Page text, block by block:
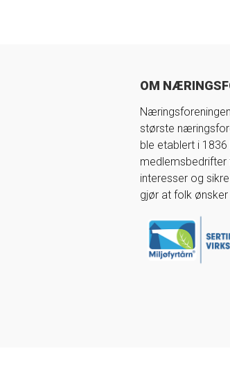
OM
største
ble etablert i
interesser og
gjør at folk